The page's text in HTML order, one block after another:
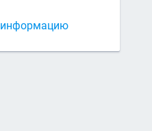
информацию